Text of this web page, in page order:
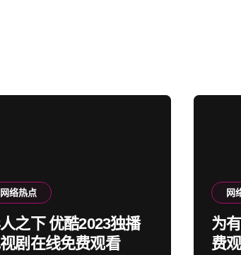
网络热点
之下 优酷2023独播
剧在线免费观看
网
为
费